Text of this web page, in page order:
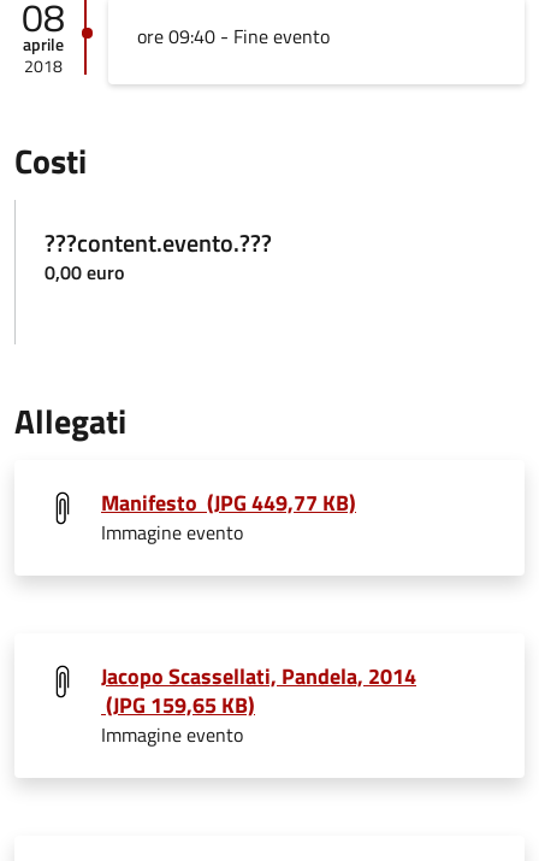
08
aprile
2018
ore 09:40 - Fine evento
Costi
???content.evento.???
0,00 euro
Allegati
Manifesto (JPG 449,77 KB)
Immagine evento
Jacopo Scassellati, Pandela, 2014
(JPG 159,65 KB)
Immagine evento